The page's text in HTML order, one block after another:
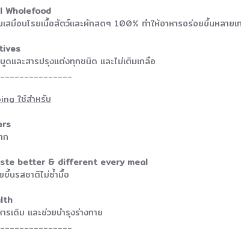
Wholefood
เสมือนโรยเนื้อสัตว์และผักสดๆ 100% ทำให้อาหารอร่อยขึ้นหลาย
ดและสารปรุงแต่งทุกชนิด และไม่เติมเกลือ
ใช้สำหรับ
ก
better & different every meal
ขึ้นรสชาติไม่ซ้ำมื้อ
รเดิม และช่วยบำรุงร่างกาย